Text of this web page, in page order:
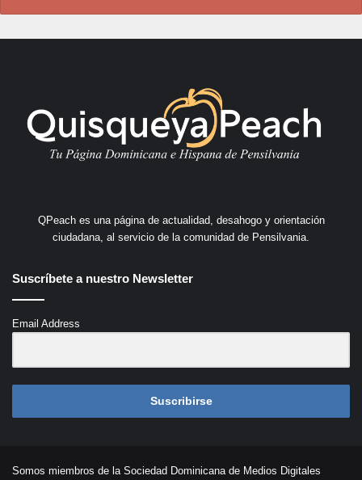
QPeach es una página de actualidad, desahogo y orientación
ciudadana, al servicio de la comunidad de Pensilvania.
Suscríbete a nuestro Newsletter
Email Address
Suscribirse
Somos miembros de la Sociedad Dominicana de Medios Digitales